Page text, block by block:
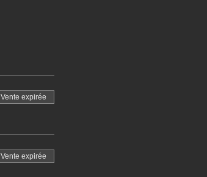
Vente expirée
Vente expirée